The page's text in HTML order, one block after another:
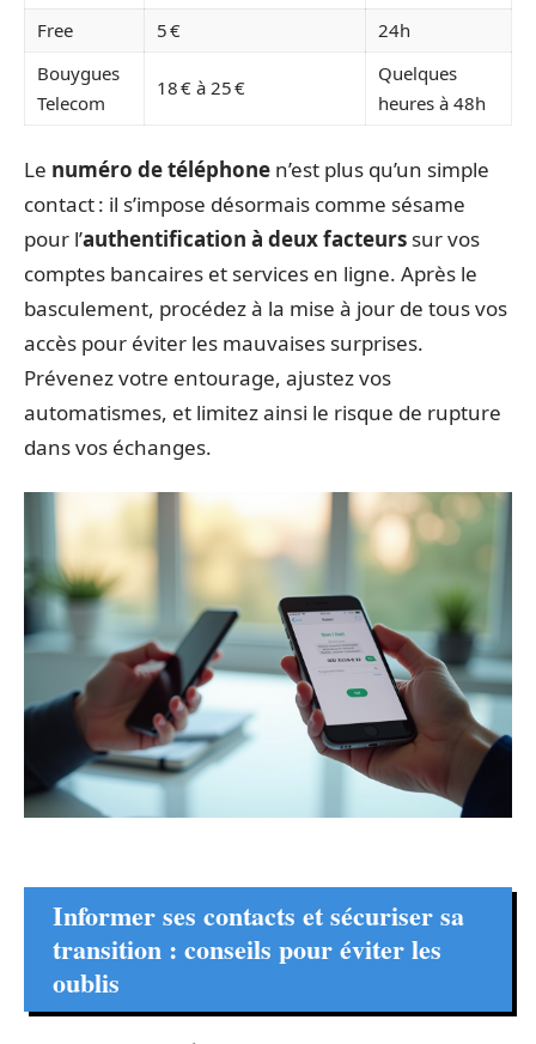
Free
5 €
24h
Bouygues
Telecom
18 € à 25 €
Quelques
heures à 48h
Le numéro de téléphone n’est plus qu’un simple
contact : il s’impose désormais comme sésame
pour l’authentification à deux facteurs sur vos
comptes bancaires et services en ligne. Après le
basculement, procédez à la mise à jour de tous vos
accès pour éviter les mauvaises surprises.
Prévenez votre entourage, ajustez vos
automatismes, et limitez ainsi le risque de rupture
dans vos échanges.
Informer ses contacts et sécuriser sa
transition : conseils pour éviter les
oublis